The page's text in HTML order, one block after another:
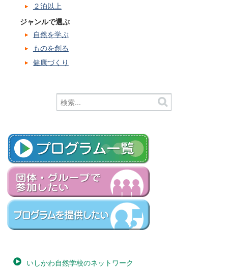
２泊以上
ジャンルで選ぶ
自然を学ぶ
ものを創る
健康づくり
いしかわ自然学校のネットワーク